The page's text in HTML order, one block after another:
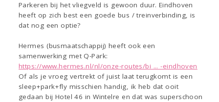
Parkeren bij het vliegveld is gewoon duur. Eindhoven
heeft op zich best een goede bus / treinverbinding, is
dat nog een optie?
Hermes (busmaatschappij) heeft ook een
samenwerking met Q-Park:
https://www.hermes.nl/nl/onze-routes/bi ... -eindhoven
Of als je vroeg vertrekt of juist laat terugkomt is een
sleep+park+fly misschien handig, ik heb dat ooit
gedaan bij Hotel 46 in Wintelre en dat was superschoon